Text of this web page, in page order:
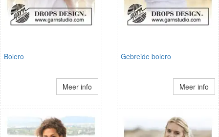
Bolero
Meer info
Gebreide bolero
Meer info